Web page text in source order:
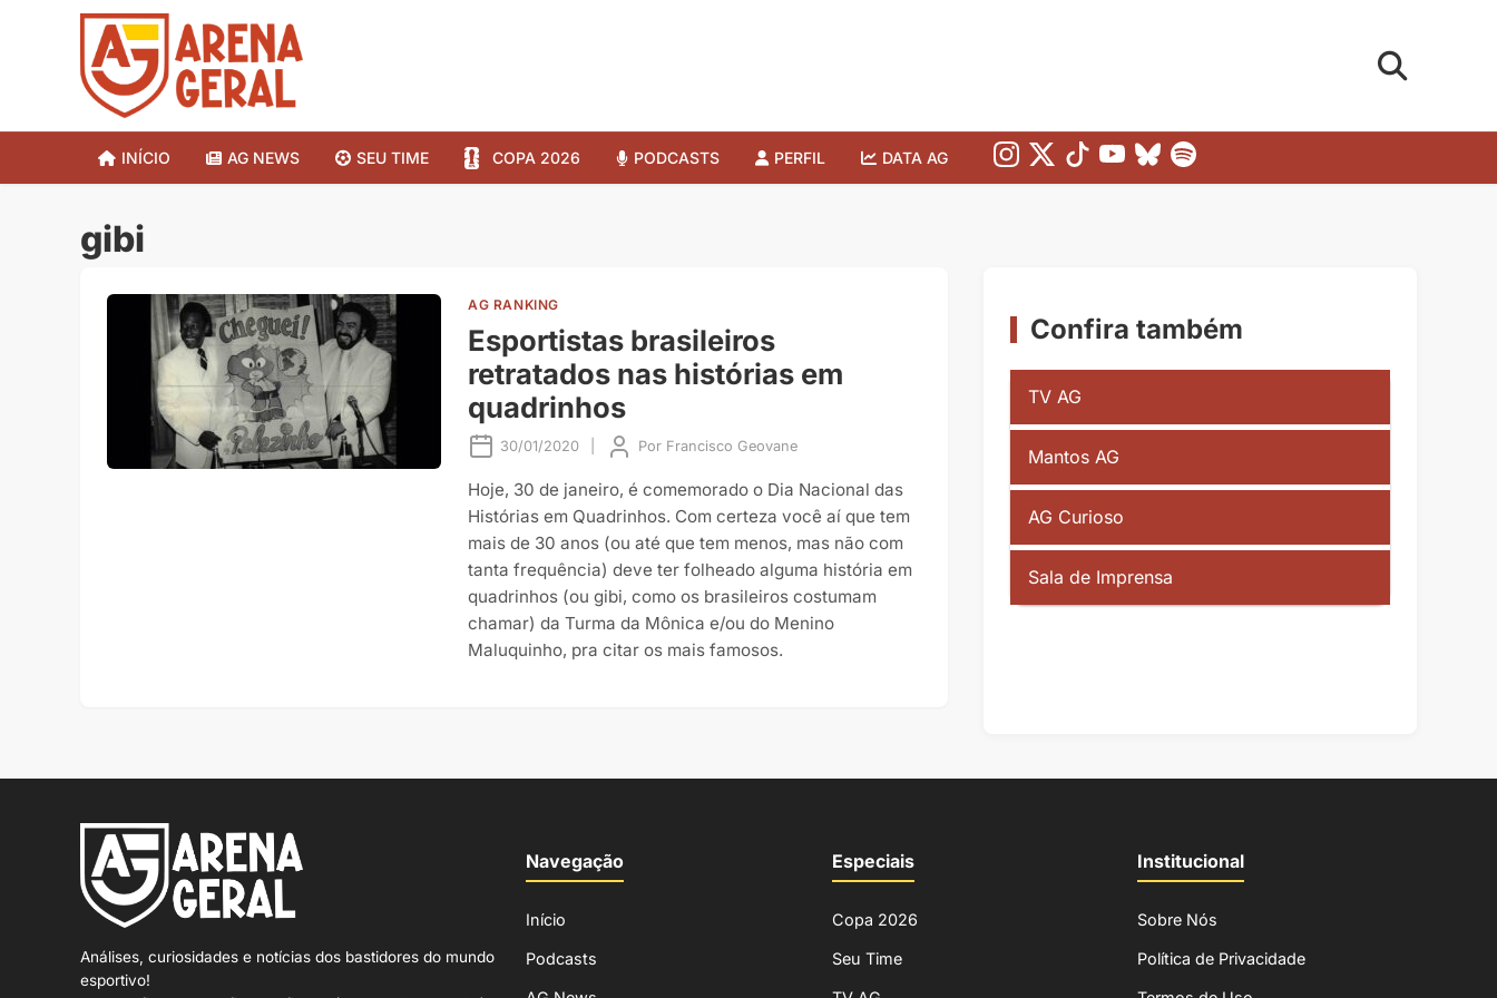
INÍCIO AG NEWS SEU TIME COPA 2026 PODCASTS PERFIL DATA AG
gibi
AG RANKING
Esportistas brasileiros
retratados nas histórias em
quadrinhos
30/01/2020 Por Francisco Geovane
Hoje, 30 de janeiro, é comemorado o Dia Nacional das
Histórias em Quadrinhos. Com certeza você aí que tem
mais de 30 anos (ou até que tem menos, mas não com
tanta frequência) deve ter folheado alguma história em
quadrinhos (ou gibi, como os brasileiros costumam
chamar) da Turma da Mônica e/ou do Menino
Maluquinho, pra citar os mais famosos.
Confira também
TV AG
Mantos AG
AG Curioso
Sala de Imprensa
Análises, curiosidades e notícias dos bastidores do mundo
esportivo!
Navegação
Início
Podcasts
Especiais
Copa 2026
Seu Time
Institucional
Sobre Nós
Política de Privacidade